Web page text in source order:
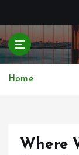
p
t
Home
Where